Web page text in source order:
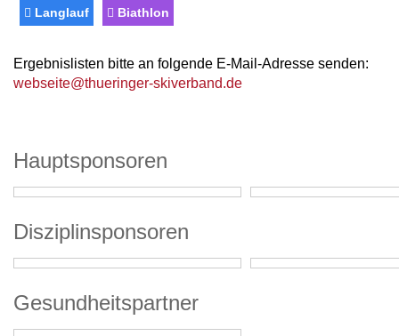
Langlauf Biathlon
Ergebnislisten bitte an folgende E-Mail-Adresse senden:
webseite@thueringer-skiverband.de
Hauptsponsoren
Disziplinsponsoren
Gesundheitspartner